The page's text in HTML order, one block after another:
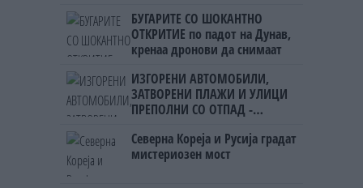
БУГАРИТЕ СО ШОКАНТНО
ОТКРИТИЕ по падот на Дунав,
кренаа дронови да снимаат
ИЗГОРЕНИ АВТОМОБИЛИ,
ЗАТВОРЕНИ ПЛАЖИ И УЛИЦИ
ПРЕПОЛНИ СО ОТПАД -
мигрантскиот бран кон Сеута
Северна Кореја и Русија градат
мистериозен мост